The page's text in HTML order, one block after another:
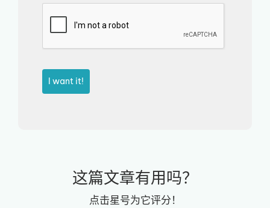
I want it!
这篇文章有用吗？
点击星号为它评分！